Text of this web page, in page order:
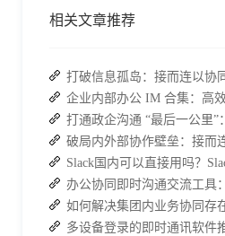
相关文章推荐
如何解决集团内业务协同存